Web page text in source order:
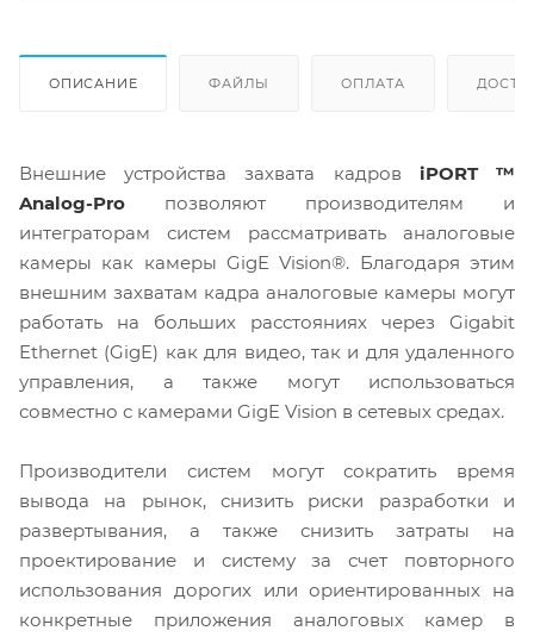
ОПИСАНИЕ ФАЙЛЫ ОПЛАТА
Внешние устройства захвата кадров iPORT ™
Analog-Pro позволяют производителям и
интеграторам систем рассматривать аналоговые
камеры как камеры GigE Vision®. Благодаря этим
внешним захватам кадра аналоговые камеры могут
работать на больших расстояниях через Gigabit
Ethernet (GigE) как для видео, так и для удаленного
управления, а также могут использоваться
совместно с камерами GigE Vision в сетевых средах.
Производители систем могут сократить время
вывода на рынок, снизить риски разработки и
развертывания, а также снизить затраты на
проектирование и систему за счет повторного
использования дорогих или ориентированных на
конкретные приложения аналоговых камер в